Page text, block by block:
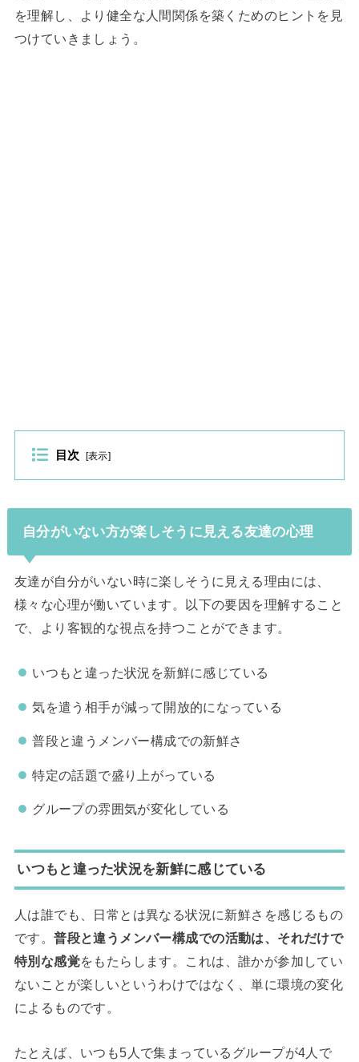
を理解し、より健全な人間関係を築くためのヒントを見
つけていきましょう。
目次 [表示]
自分がいない方が楽しそうに見える友達の心理
友達が自分がいない時に楽しそうに見える理由には、
様々な心理が働いています。以下の要因を理解すること
で、より客観的な視点を持つことができます。
いつもと違った状況を新鮮に感じている
気を遣う相手が減って開放的になっている
普段と違うメンバー構成での新鮮さ
特定の話題で盛り上がっている
グループの雰囲気が変化している
いつもと違った状況を新鮮に感じている
人は誰でも、日常とは異なる状況に新鮮さを感じるもの
です。普段と違うメンバー構成での活動は、それだけで
特別な感覚をもたらします。これは、誰かが参加してい
ないことが楽しいというわけではなく、単に環境の変化
によるものです。
たとえば、いつも5人で集まっているグループが4人で